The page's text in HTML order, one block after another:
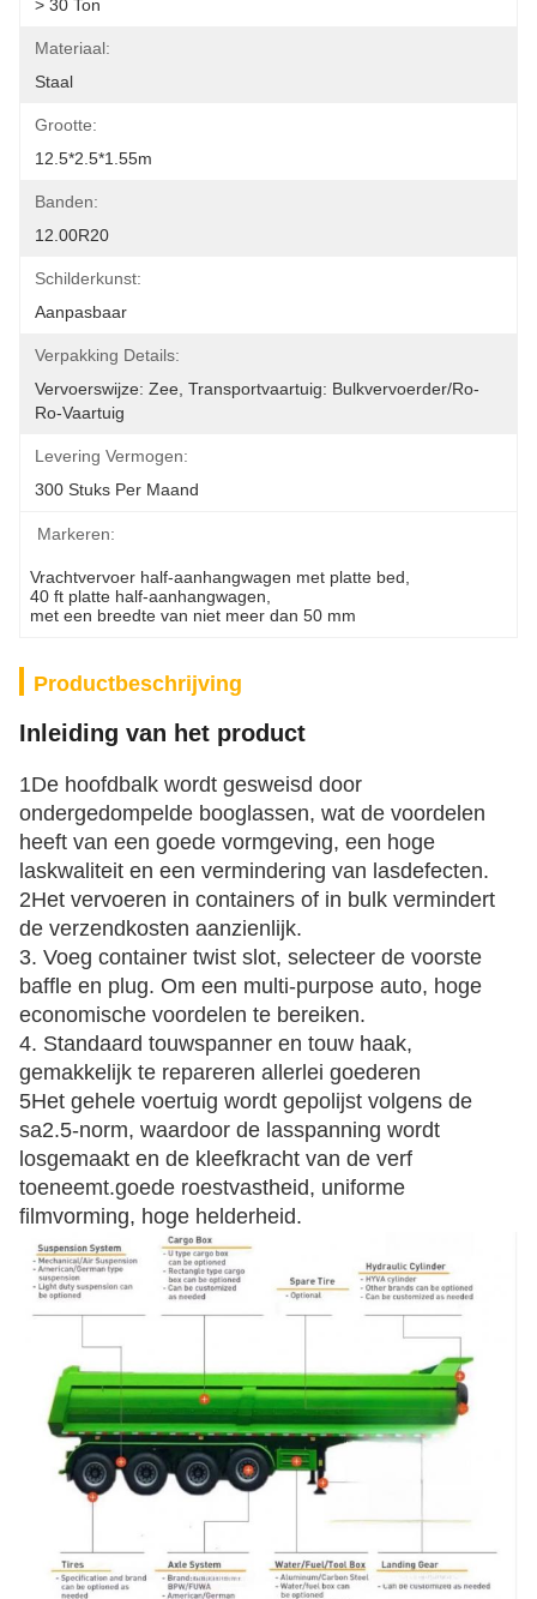
> 30 Ton
Materiaal:
Staal
Grootte:
12.5*2.5*1.55m
Banden:
12.00R20
Schilderkunst:
Aanpasbaar
Verpakking Details:
Vervoerswijze: Zee, Transportvaartuig: Bulkvervoerder/ro-
Ro-Vaartuig
Levering Vermogen:
300 Stuks Per Maand
Markeren:
Vrachtvervoer half-aanhangwagen met platte bed
40 ft platte half-aanhangwagen
met een breedte van niet meer dan 50 mm
Productbeschrijving
Inleiding van het product
1De hoofdbalk wordt gesweisd door
ondergedompelde booglassen, wat de voordelen
heeft van een goede vormgeving, een hoge
laskwaliteit en een vermindering van lasdefecten.
2Het vervoeren in containers of in bulk vermindert
de verzendkosten aanzienlijk.
3. Voeg container twist slot, selecteer de voorste
baffle en plug. Om een multi-purpose auto, hoge
economische voordelen te bereiken.
4. Standaard touwspanner en touw haak,
gemakkelijk te repareren allerlei goederen
5Het gehele voertuig wordt gepolijst volgens de
sa2.5-norm, waardoor de lasspanning wordt
losgemaakt en de kleefkracht van de verf
toeneemt.goede roestvastheid, uniforme
filmvorming, hoge helderheid.